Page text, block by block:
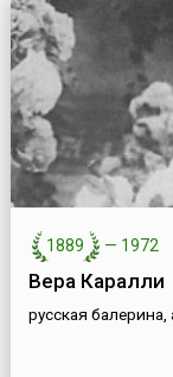
1889 — 1972
Вера Каралли
русская